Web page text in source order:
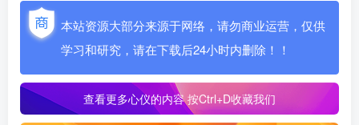
本站资源大部分来源于网络，请勿商业运营，仅供
学习和研究，请在下载后24小时内删除！！
查看更多心仪的内容按Ctrl+D收藏我们